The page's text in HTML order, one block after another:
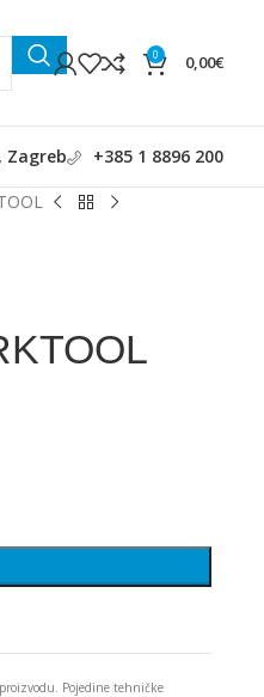
0 0,00€
Zagreb +385 1 8896 200
Pojedine tehničke